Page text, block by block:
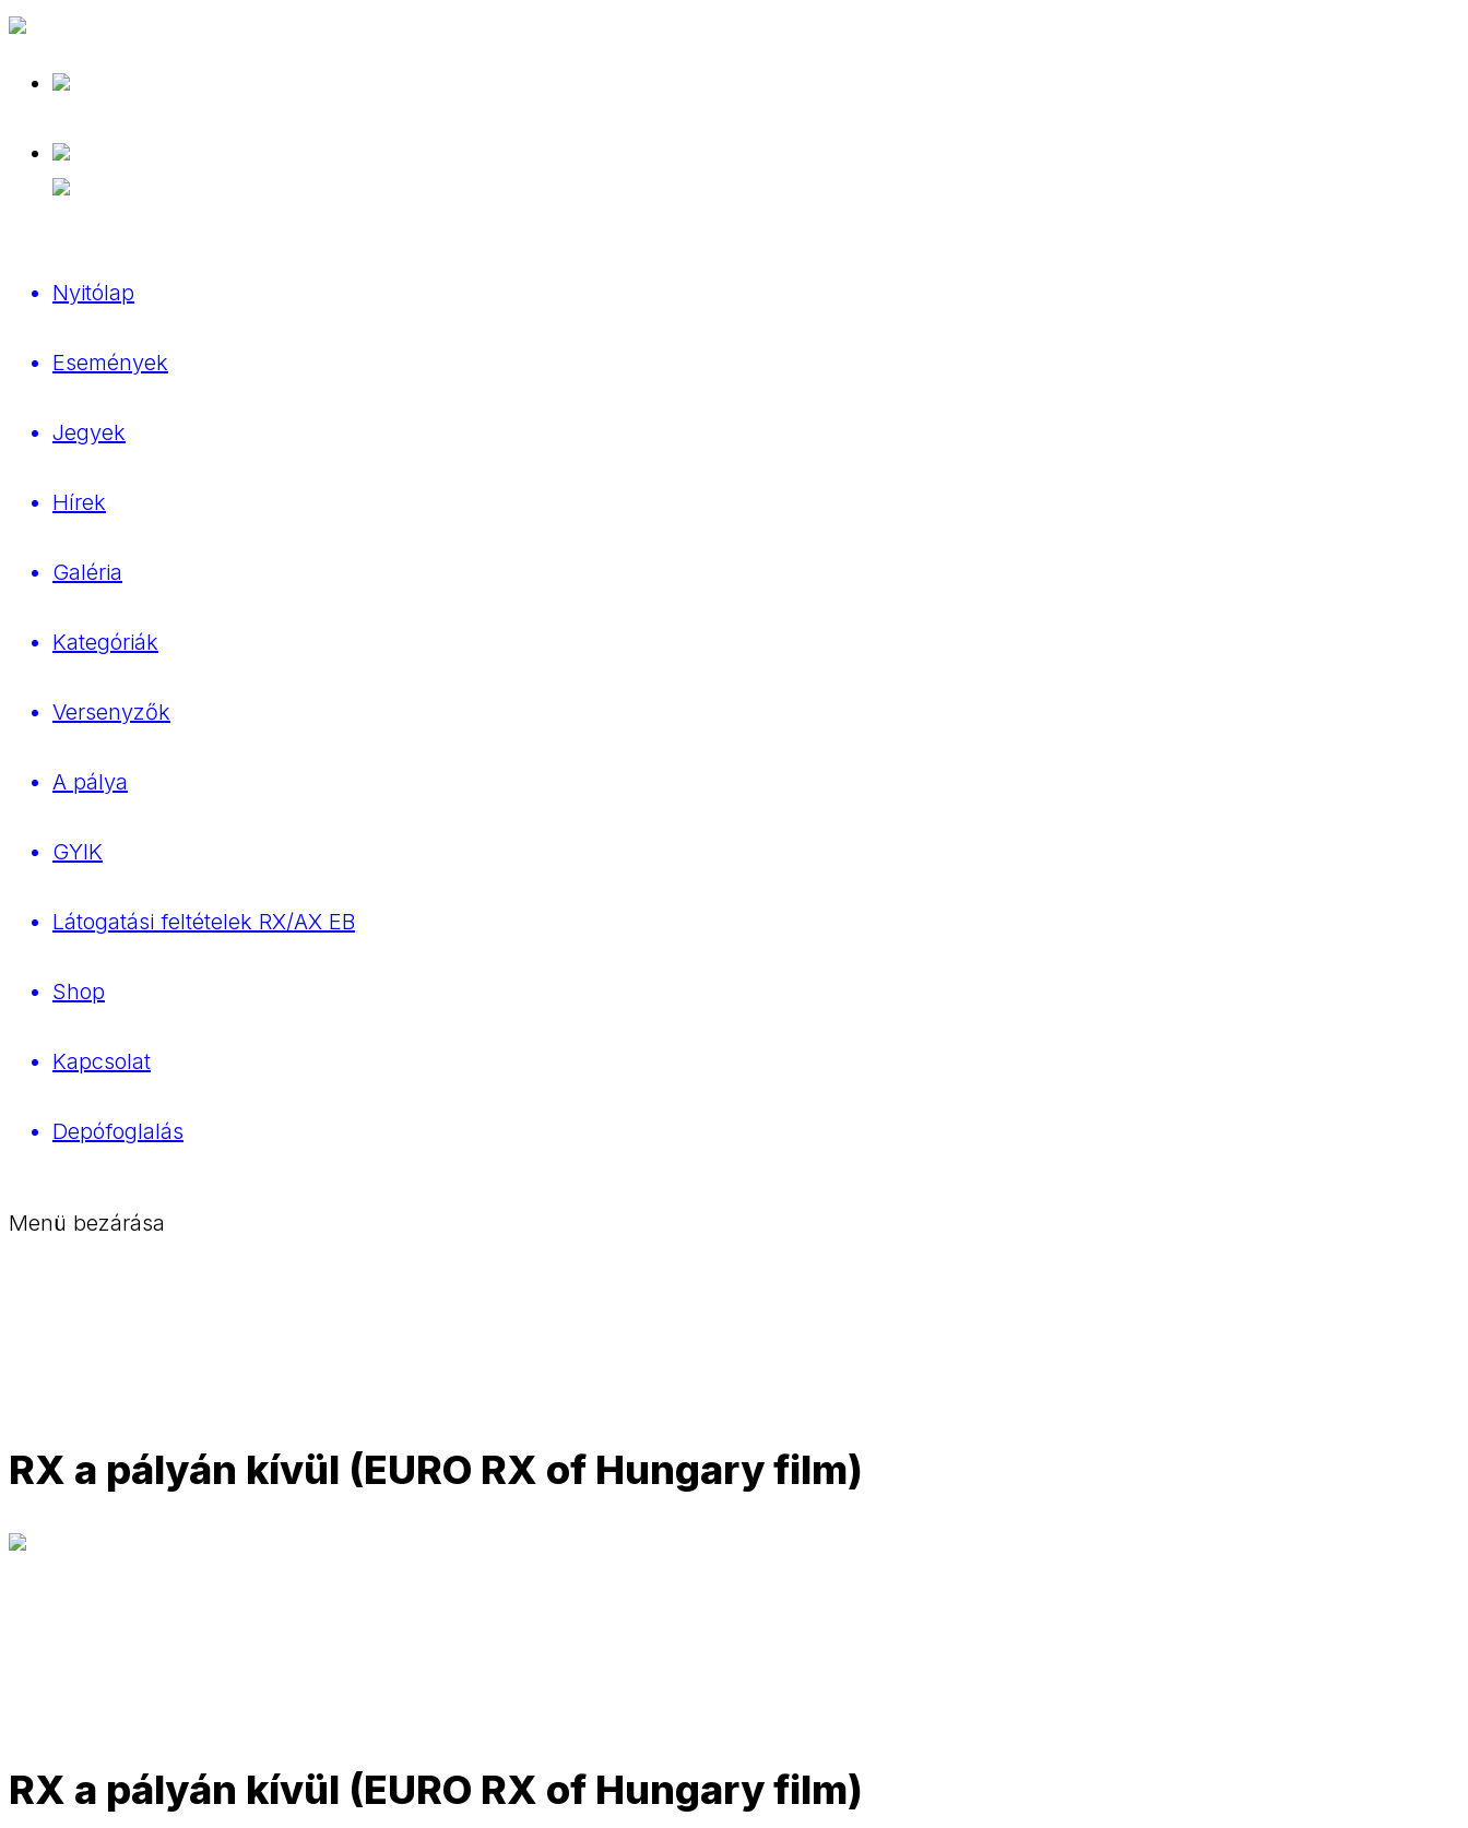
Nyitólap
Események
Jegyek
Hírek
Galéria
Kategóriák
Versenyzők
A pálya
GYIK
Látogatási feltételek RX/AX EB
Shop
Kapcsolat
Depófoglalás
Menü bezárása
RX a pályán kívül (EURO RX of Hungary film)
RX a pályán kívül (EURO RX of Hungary film)